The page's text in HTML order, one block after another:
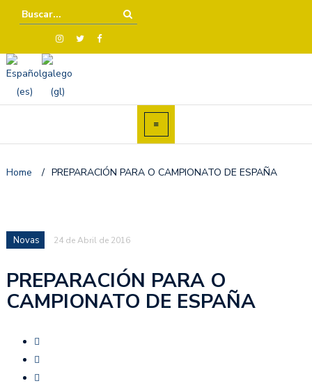
Home / PREPARACIÓN PARA O CAMPIONATO DE ESPAÑA
Novas 24 de Abril de 2016
PREPARACIÓN PARA O
CAMPIONATO DE ESPAÑA